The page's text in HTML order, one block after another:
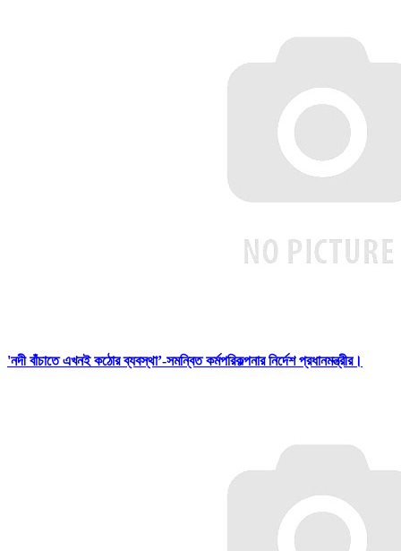
'নদী বাঁচাতে এখনই কঠোর ব্যবস্থা’-সমন্বিত কর্মপরিকল্পনার নির্দেশ প্রধানমন্ত্রীর।